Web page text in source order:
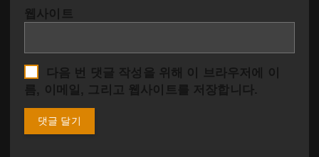
웹사이트
다음 번 댓글 작성을 위해 이 브라우저에 이
름, 이메일, 그리고 웹사이트를 저장합니다.